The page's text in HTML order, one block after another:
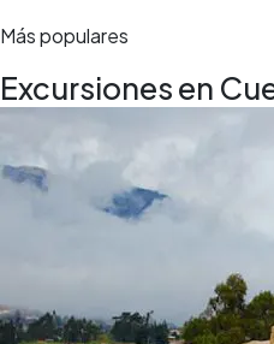
Más populares
Excursiones en